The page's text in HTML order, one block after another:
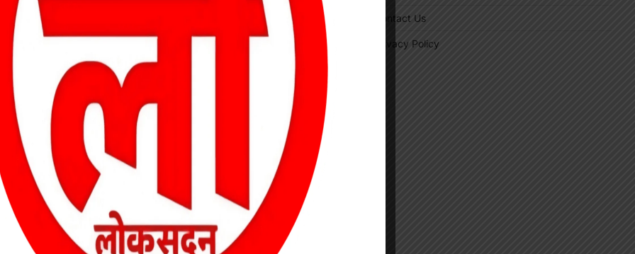
वन अधिकारी की
बड़ा खतरा
यादव उदंती-
अवैध शिकार के फंदे में
घायल…
Threads
LinkedIn
Share
भिलाई की मतदाता सूची में पहुँच गया विजय
केशरवानी का नाम, निर्वाचन प्रणाली की बड़ी
लापरवाही उजागर
Views: 42 बिलासपुर :- जिला कांग्रेस
कमेटी के पूर्व अध्यक्ष और बेलतरा से विधानसभा
Facebook
EmailWhatsApp
ThreadsLinkedIn
Share
Contact Us
Privacy Policy